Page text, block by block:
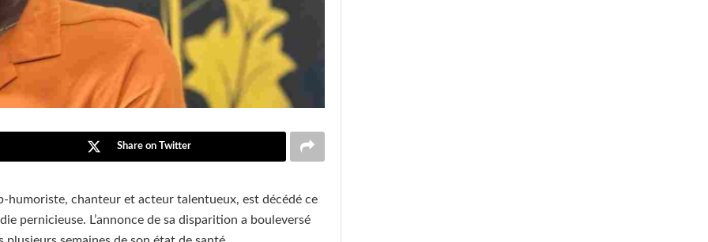
Share on Twitter
chanteur et acteur talentueux, est décédé ce
pernicieuse. L’annonce de sa disparition a bouleversé